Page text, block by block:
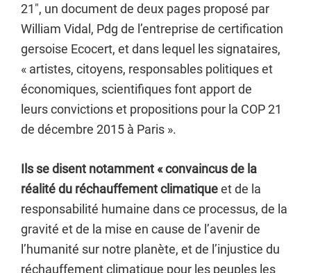
21″, un document de deux pages proposé par
William Vidal, Pdg de l’entreprise de certification
gersoise Ecocert, et dans lequel les signataires,
« artistes, citoyens, responsables politiques et
économiques, scientifiques font apport de
leurs convictions et propositions pour la COP 21
de décembre 2015 à Paris ».
Ils se disent notamment « convaincus de la
réalité du réchauffement climatiqueet de la
responsabilité humaine dans ce processus, de la
gravité et de la mise en cause de l’avenir de
l’humanité sur notre planète, et de l’injustice du
réchauffement climatique pour les peuples les